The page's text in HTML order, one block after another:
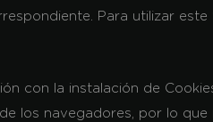
Para utilizar
con la instalación de
los navegadores, por lo